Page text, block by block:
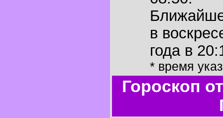
в
года в
* время
Гороскоп